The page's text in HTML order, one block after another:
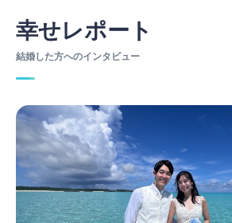
幸せレポート
結婚した方へのインタビュー